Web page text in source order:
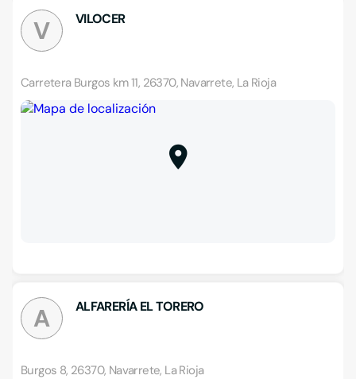
V VILOCER
Carretera Burgos km 11, 26370, Navarrete, La Rioja
A ALFARERÍA EL TORERO
Burgos 8, 26370, Navarrete, La Rioja